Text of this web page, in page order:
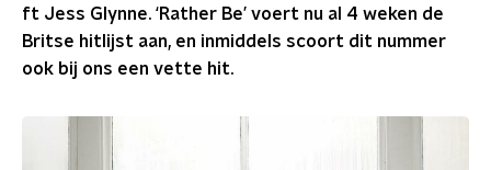
ft Jess Glynne. ‘Rather Be’ voert nu al 4 weken de
Britse hitlijst aan, en inmiddels scoort dit nummer
ook bij ons een vette hit.